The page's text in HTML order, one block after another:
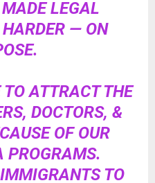
LEGAL
— ON
ATTRACT THE
DOCTORS, &
OF OUR
PROGRAMS.
TO